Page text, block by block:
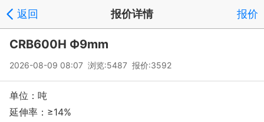
返回 报价详情 报价
CRB600H Ф9mm
2026-08-09 08:07 浏览:5487 报价:3592
单位：吨
延伸率：≥14%